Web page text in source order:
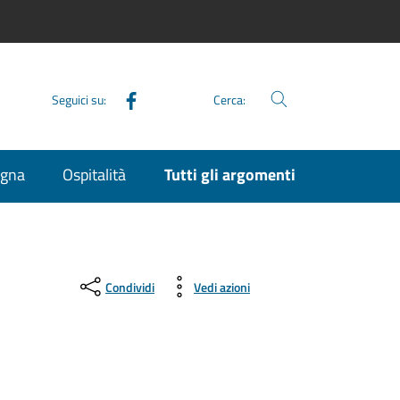
Seguici su: Cerca:
Ospitalità Tutti gli argomenti
Condividi Vedi azioni